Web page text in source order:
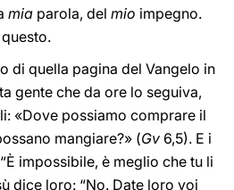
mia parola, del mio impegno.
di quella pagina del Vangelo in
gente che da ore lo seguiva,
«Dove possiamo comprare il
mangiare?» (Gv 6,5). E i
impossibile, è meglio che tu li
dice loro: “No. Date loro voi